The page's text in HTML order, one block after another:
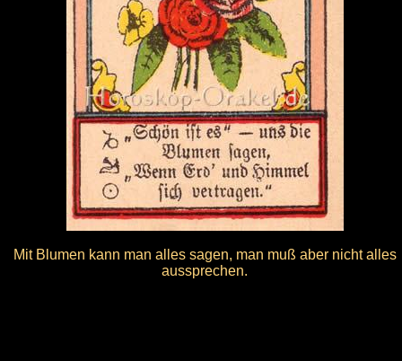
Mit Blumen kann man alles sagen, man muß aber nicht alles
aussprechen.